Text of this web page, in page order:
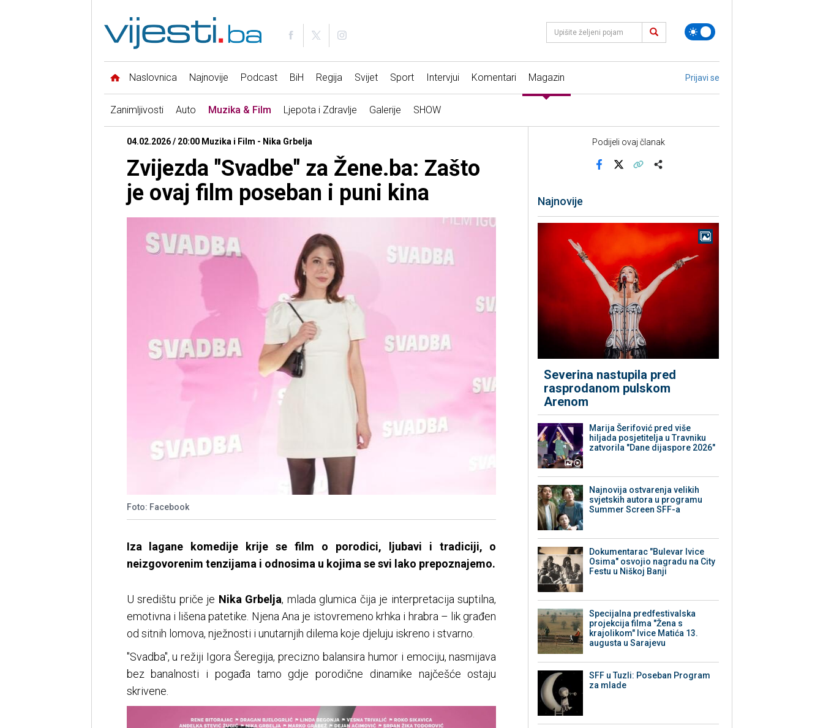
Naslovnica Najnovije Podcast BiH Regija Svijet Sport Intervjui Komentari Magazin Prijavi se
Zanimljivosti Auto Muzika & Film Ljepota i Zdravlje Galerije SHOW
04.02.2026 / 20:00 Muzika i Film - Nika Grbelja
Zvijezda "Svadbe" za Žene.ba: Zašto
je ovaj film poseban i puni kina
Foto: Facebook
Iza lagane komedije krije se film o porodici, ljubavi i tradiciji, o
neizgovorenim tenzijama i odnosima u kojima se svi lako prepoznajemo.
U središtu priče je Nika Grbelja, mlada glumica čija je interpretacija suptilna,
emotivna i lišena patetike. Njena Ana je istovremeno krhka i hrabra – lik građen
od sitnih lomova, nježnosti i unutarnjih dilema koje djeluju iskreno i stvarno.
"Svadba", u režiji Igora Šeregija, precizno balansira humor i emociju, nasmijava
bez banalnosti i pogađa tamo gdje porodične dinamike najčešće ostaju
skrivene.
Podijeli ovaj članak
Najnovije
Severina nastupila pred
rasprodanom pulskom
Arenom
Marija Šerifović pred više
hiljada posjetitelja u Travniku
zatvorila "Dane dijaspore 2026"
Najnovija ostvarenja velikih
svjetskih autora u programu
Summer Screen SFF-a
Dokumentarac "Bulevar Ivice
Osima" osvojio nagradu na City
Festu u Niškoj Banji
Specijalna predfestivalska
projekcija filma "Žena s
krajolikom" Ivice Matića 13.
augusta u Sarajevu
SFF u Tuzli: Poseban Program
za mlade